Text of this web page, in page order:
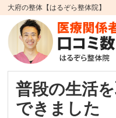
大府の整体【はるぞら整体院】
普段の生活
できました